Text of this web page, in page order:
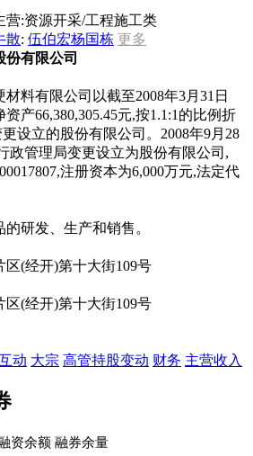
营:资源开采/工程施工类
散: 伍伯宏杨国栋 更多
有限公司
料有限公司以截至2008年3月31日
产66,380,305.45元,按1.1:1的比例折
更设立的股份有限公司。2008年9月28
政管理局变更设立为股份有限公司,
注册资本为6,000万元,法定代
研发、生产和销售。
(经开)第十大街109号
(经开)第十大街109号
动 大宗 高管持股变动 财务 主营收入
资余额 融券余量